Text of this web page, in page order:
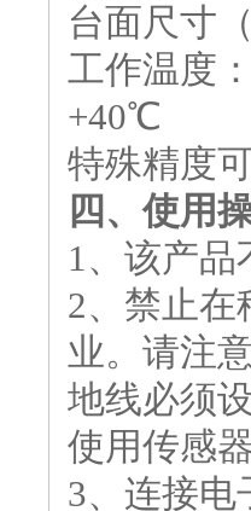
台面尺寸
工作温度
+40℃
特殊精度
四、使用
1、该产
2、禁止在
业。请注
地线必须
使用传感
3、连接